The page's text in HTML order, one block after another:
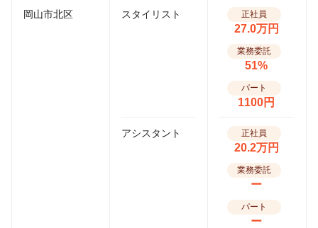
岡山市北区 スタイリスト 正社員
27.0万円
業務委託
51%
パート
1100円
アシスタント 正社員
20.2万円
業務委託
ー
パート
ー